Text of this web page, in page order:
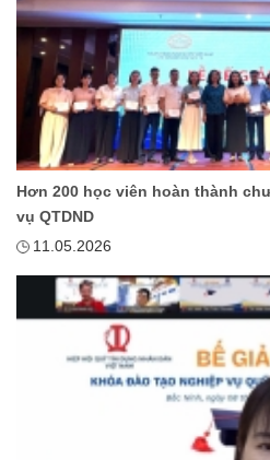
Hơn 200 học viên hoàn thành
vụ QTDND
11.05.2026